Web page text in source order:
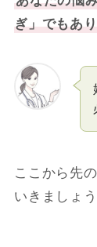
ぎ」でもあ
ここから先
いきましょう